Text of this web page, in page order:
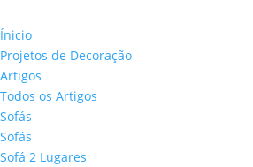
Ínicio
Projetos de Decoração
Artigos
Todos os Artigos
Sofás
Sofás
Sofá 2 Lugares